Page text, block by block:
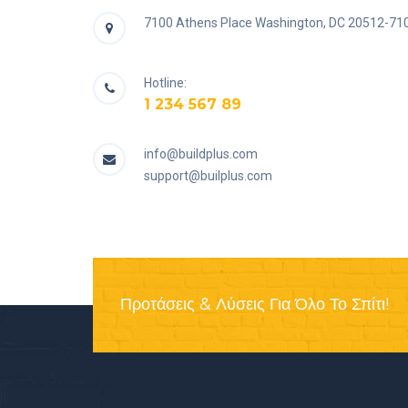
7100 Athens Place Washington, DC 20512-
Hotline:
1 234 567 89
info@buildplus.com
support@builplus.com
Προτάσεις & Λύσεις Για Όλο Το Σπίτι!